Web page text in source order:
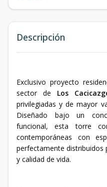
Descripción
Exclusivo proyecto
sector de Los
privilegiadas y de mayor
Diseñado bajo un
funcional, esta torre
contemporáneas con
perfectamente distribuidos
y calidad de vida.